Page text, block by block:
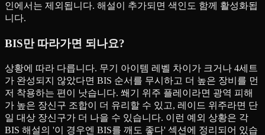
인에서는 제외됩니다. 해설이 추가되면 색인도 함께 활성화됩
니다.
BIS만 따라가면 되나요?
상황에 따라 다릅니다. 무기 아이템 레벨 차이가 크거나 4세트
가 완성되지 않았다면 BIS 순서를 무시하고 더 높은 장비를 먼
저 착용하는 편이 낫습니다. 쐐기 위주 플레이라면 광역 피해
가 높은 장신구 조합이 더 유리할 수 있고, 레이드 위주라면 단
일 대상 장신구가 더 나을 수 있습니다. 이런 예외 상황은 각
BIS 해설의 '이 경우엔 BIS를 깨도 좋다' 섹션에 정리되어 있습